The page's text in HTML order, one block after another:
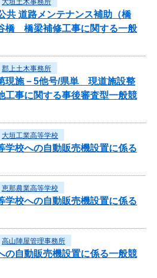
大垣土木事務所
道路メンテナンス補助（橋
橋 橋梁補修工事に関する一般
郡上土木事務所
現施－5他号/県単 現道施設整
工事に関する事後審査型一般競
大垣工業高等学校
学校への自動販売機設置に係る
恵那農業高等学校
学校への自動販売機設置に係る
高山陣屋管理事務所
の自動販売機設置に係る一般競